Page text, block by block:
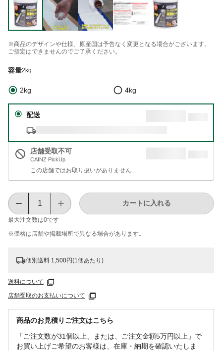
※商品のデザインや仕様、原産国は予告なく変更となる場合がございます。
ご指定はできませんのでご了承ください。
容量2kg
2kg 4kg
配送
店舗受取不可
CAINZ PickUp
この店舗ではお取り扱いがありません
最大注文数は0です
カートに入れる
※価格は​店舗や​掲載場所で​異なる​場合が​あります。
個別送料 1,500円(1個あたり)
送料について
店舗受取のお支払いについて
商品のお見積りご注文はこちら
「ご注文数が31個以上、または、ご注文金額5万円以上」で
お買い上げご希望のお客様は、在庫・納期を確認いたしま